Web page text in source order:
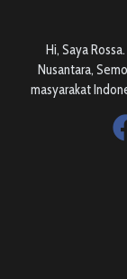
Hi, Saya
Nusantara,
masyarakat